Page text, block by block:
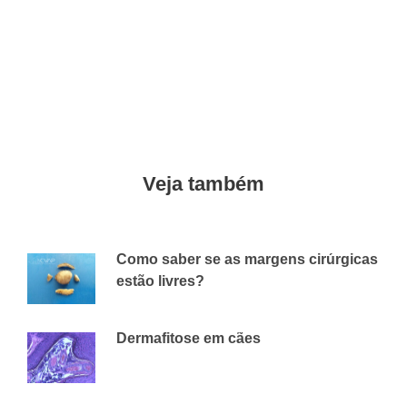
Veja também
Como saber se as margens cirúrgicas
estão livres?
Dermafitose em cães